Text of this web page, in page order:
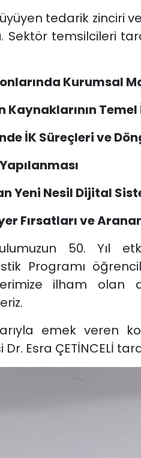
tedarik zinciri
Sektör temsilcileri
Kurumsal
Kaynaklarının
İK Süreçleri ve
Yeni Nesil Dijital
Fırsatları ve
50. Yıl
Programı
ilham olan
emek veren
Dr. Esra ÇETİNCELİ